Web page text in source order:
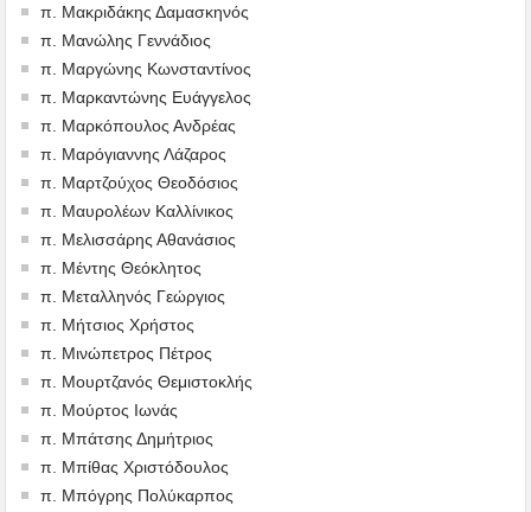
π. Μακριδάκης Δαμασκηνός
π. Μανώλης Γεννάδιος
π. Μαργώνης Κωνσταντίνος
π. Μαρκαντώνης Ευάγγελος
π. Μαρκόπουλος Ανδρέας
π. Μαρόγιαννης Λάζαρος
π. Μαρτζούχος Θεοδόσιος
π. Μαυρολέων Καλλίνικος
π. Μελισσάρης Αθανάσιος
π. Μέντης Θεόκλητος
π. Μεταλληνός Γεώργιος
π. Μήτσιος Χρήστος
π. Μινώπετρος Πέτρος
π. Μουρτζανός Θεμιστοκλής
π. Μούρτος Ιωνάς
π. Μπάτσης Δημήτριος
π. Μπίθας Χριστόδουλος
π. Μπόγρης Πολύκαρπος